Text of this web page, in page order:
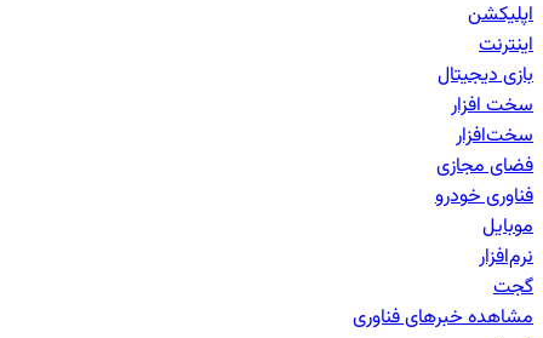
اپلیکشن
اینترنت
بازی دیجیتال
سخت افزار
سخت‌افزار
فضای مجازی
فناوری خودرو
موبایل
نرم‌افزار
گجت
مشاهده خبرهایفناوری